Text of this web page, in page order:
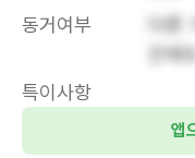
동거여부
다
간에
특이사항
앱